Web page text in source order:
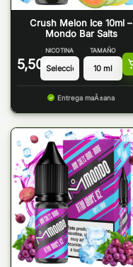
Crush Melon Ice 10ml –
Mondo Bar Salts
5,50 €
NICOTINA TAMAÑO
Entrega maÃ±ana